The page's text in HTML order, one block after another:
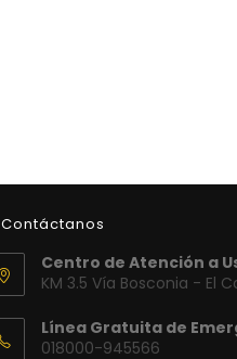
Contáctanos
Centro de Atención a
KM 3.5 Vía Bosconia - El
Línea Gratuita de
018000-945566